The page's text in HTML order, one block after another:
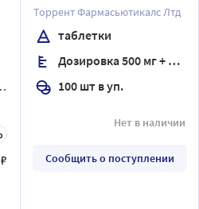
₽
Торрент Фармасьютикалс Лтд
таблетки
Дозировка 500 мг + 5 мг + 0,1 мг
100 шт в уп.
Нет в наличии
Сообщить о поступлении